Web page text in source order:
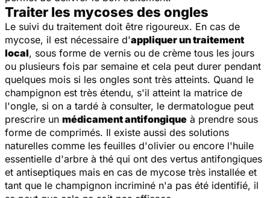
Traiter les mycoses des ongles
Le suivi du traitement doit être rigoureux. En cas de
mycose, il est nécessaire d'appliquer un traitement
local, sous forme de vernis ou de crème tous les jours
ou plusieurs fois par semaine et cela peut durer pendant
quelques mois si les ongles sont très atteints. Quand le
champignon est très étendu, s'il atteint la matrice de
l'ongle, si on a tardé à consulter, le dermatologue peut
prescrire un médicament antifongique à prendre sous
forme de comprimés. Il existe aussi des solutions
naturelles comme les feuilles d'olivier ou encore l'huile
essentielle d'arbre à thé qui ont des vertus antifongiques
et antiseptiques mais en cas de mycose très installée et
tant que le champignon incriminé n'a pas été identifié, il